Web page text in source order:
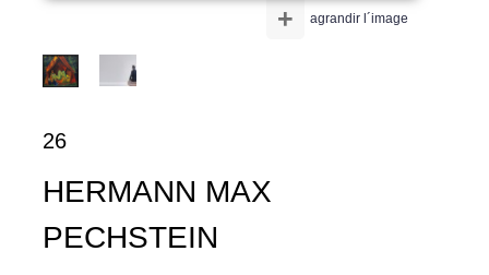
agrandir l´image
+
26
HERMANN MAX
PECHSTEIN